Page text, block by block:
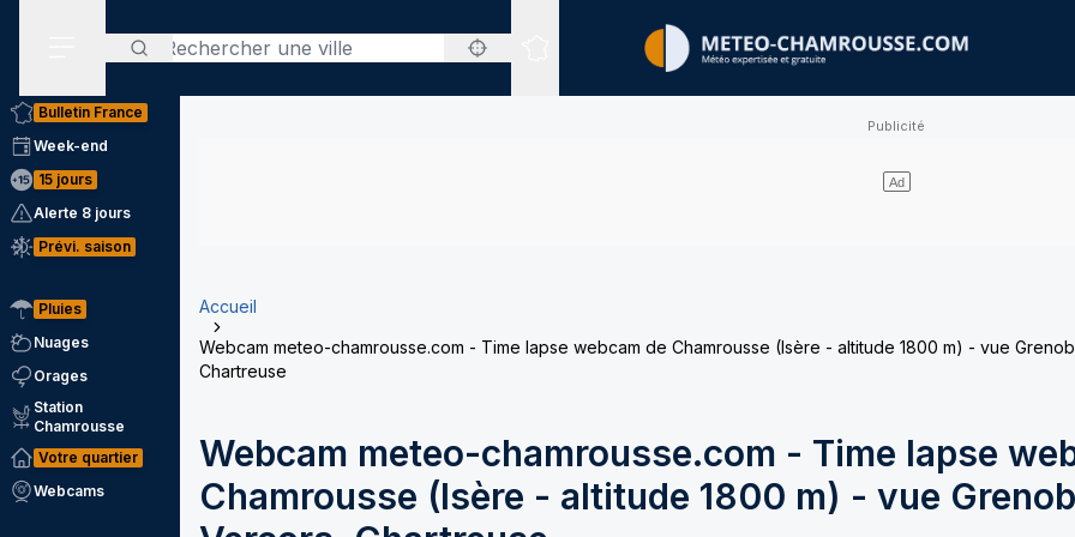
Rechercher
Sites expertisés
Bulletin France
Week-end
15 jours
Alerte 8 jours
Prévi. saison
Pluies
Nuages
Orages
Station
Chamrousse
Votre quartier
Webcams
Accueil
Webcam meteo-chamrousse.com - Time lapse webcam de Chamrousse (Isère - altitude 1800 m) - vue
Chartreuse
Webcam meteo-chamrousse.com - Time lapse
Chamrousse (Isère - altitude 1800 m) - vue